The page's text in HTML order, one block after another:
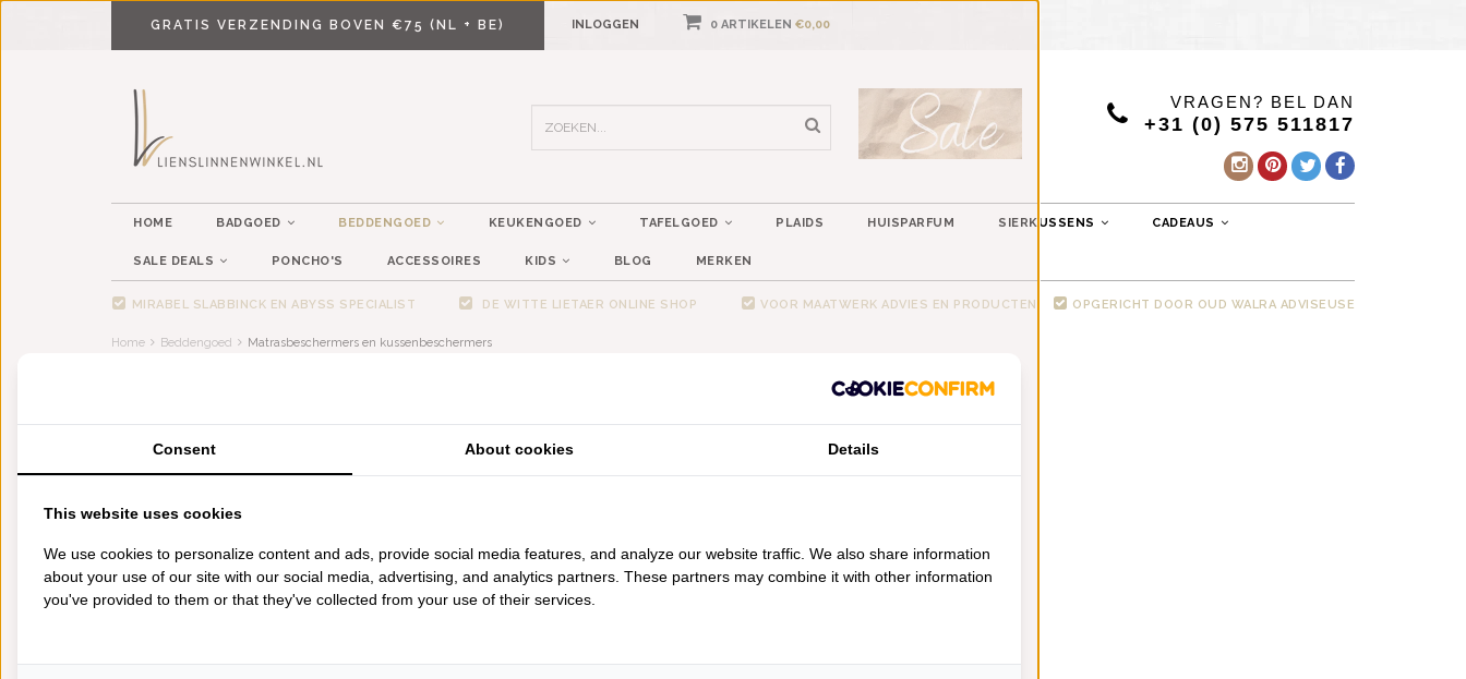
GRATIS VERZENDING BOVEN €75 (NL + BE) INLOGGEN 0 ARTIKELEN €0,00
VRAGEN? BEL DAN
+31 (0) 575 511817
HOME BADGOED BEDDENGOED KEUKENGOED TAFELGOED PLAIDS HUISPARFUM SIERKUSSENS CADEAUS
SALE DEALS PONCHO'S ACCESSOIRES KIDS BLOG MERKEN
MIRABEL SLABBINCK EN ABYSS SPECIALIST DE WITTE LIETAER ONLINE SHOP VOOR MAATWERK ADVIES EN PRODUCTEN OPGERICHT DOOR OUD WALRA ADVISEUSE
Home Beddengoed Matrasbeschermers en kussenbeschermers
MATRASBESCHERMERS
Consent About cookies Details
This website uses cookies
We use cookies to personalize content and ads, provide social media features, and analyze our website traffic. We also share information
about your use of our site with our social media, advertising, and analytics partners. These partners may combine it with other information
you've provided to them or that they've collected from your use of their services.